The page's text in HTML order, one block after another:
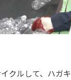
クルして、ハガ